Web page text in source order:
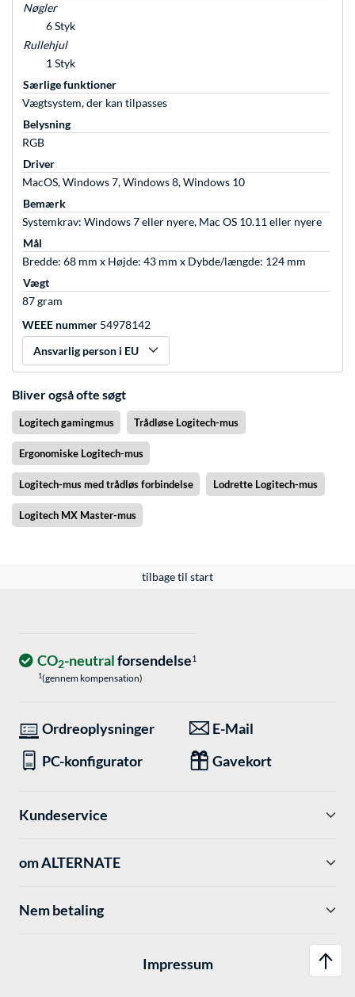
Nøgler
6 Styk
Rullehjul
1 Styk
Særlige funktioner
Vægtsystem, der kan tilpasses
Belysning
RGB
Driver
MacOS, Windows 7, Windows 8, Windows 10
Bemærk
Systemkrav: Windows 7 eller nyere, Mac OS 10.11 eller nyere
Mål
Bredde: 68 mm x Højde: 43 mm x Dybde/længde: 124 mm
Vægt
87 gram
WEEE nummer 54978142
Ansvarlig person i EU
Bliver også ofte søgt
Logitech gamingmus Trådløse Logitech-mus
Ergonomiske Logitech-mus
Logitech-mus med trådløs forbindelse Lodrette Logitech-mus
Logitech MX Master-mus
tilbage til start
CO2-neutralforsendelse1
1(gennem kompensation)
Ordreoplysninger
E-Mail
PC-konfigurator
Gavekort
Kundeservice
om ALTERNATE
Nem betaling
Impressum